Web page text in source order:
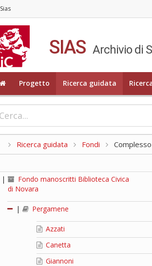
Sias
SIAS Archivio di
Progetto Ricerca guidata
Ricerca guidata Fondi
|
Fondo manoscritti Biblioteca Civica
di Novara
| Pergamene
Azzati
Canetta
Giannoni